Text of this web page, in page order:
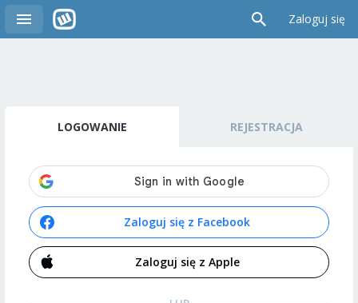
Zaloguj się
LOGOWANIE REJESTRACJA
Zaloguj się z Facebook
Zaloguj się z Apple